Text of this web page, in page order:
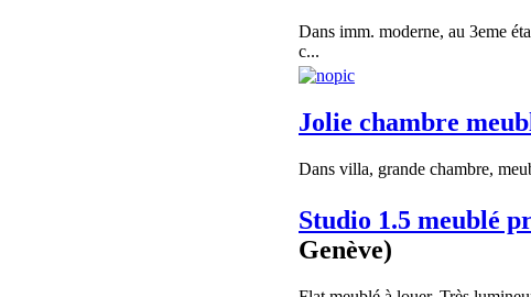
Dans imm. moderne, au 3eme
c...
Jolie chambre
Dans villa, grande chambre,
Studio 1.5 meublé
Genève)